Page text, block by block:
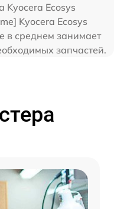
Kyocera Ecosys
Kyocera Ecosys
в среднем занимает
запчастей.